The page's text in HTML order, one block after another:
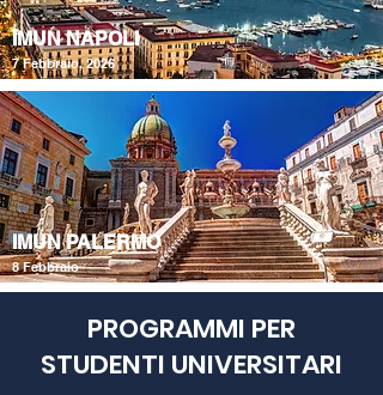
IMUN NAPOLI
7 Febbraio, 2026
IMUN PALERMO
8 Febbraio
PROGRAMMI PER
STUDENTI UNIVERSITARI